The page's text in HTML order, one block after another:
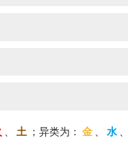
、 土 ；异类为： 金 、 水 、